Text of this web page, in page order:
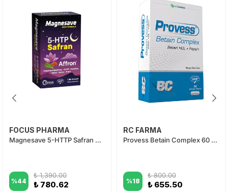
FOCUS PHARMA
Magnesave 5-HTTP Safran 30 Kapsül
%44
₺ 1,390.00
₺ 780.62
RC FARMA
Provess Betain Complex 60 Kapsül
%18
₺ 800.00
₺ 655.50